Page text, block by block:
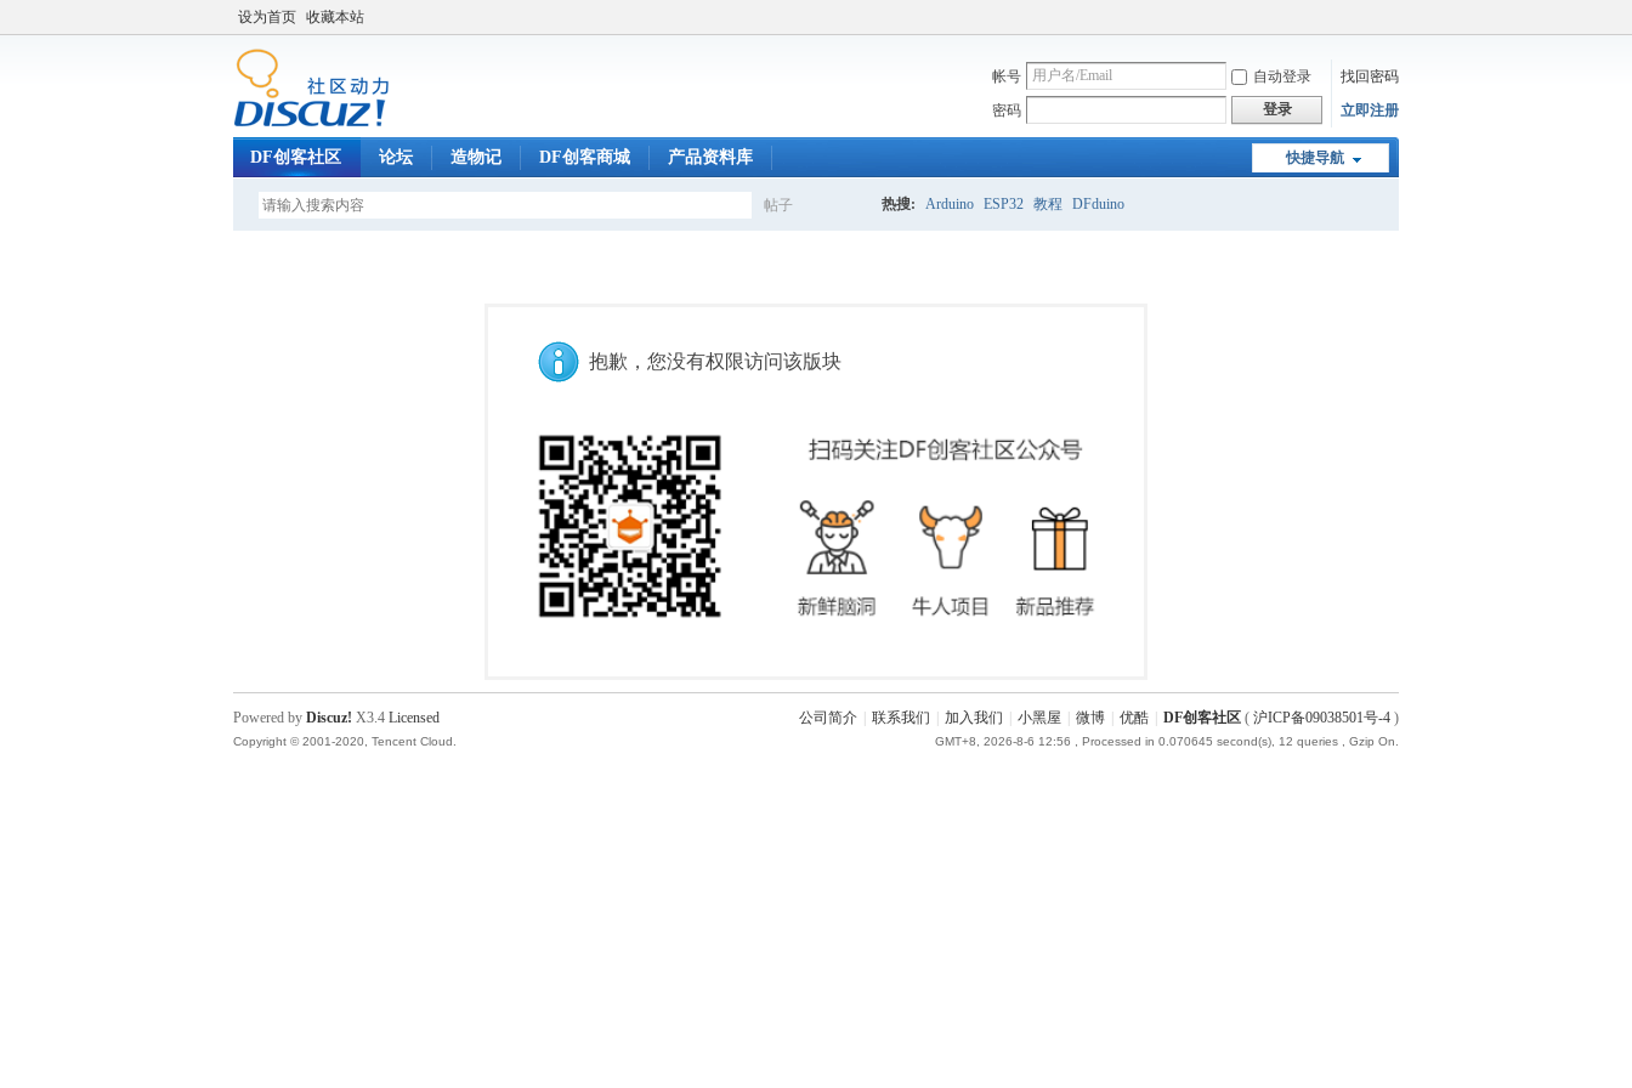
设为首页 收藏本站
帐号 自动登录
找回密码
密码
登录 立即注册
快捷导航
DF创客社区 论坛 造物记 DF创客商城 产品资料库
帖子 热搜: Arduino ESP32 教程 DFduino
抱歉，您没有权限访问该版块
公司简介 联系我们 加入我们 小黑屋 微博 优酷 DF创客社区 ( 沪ICP备09038501号-4 )
GMT+8, 2026-8-6 12:56 , Processed in 0.070645 second(s), 12 queries , Gzip On.
Powered by Discuz! X3.4 Licensed
Copyright © 2001-2020, Tencent Cloud.